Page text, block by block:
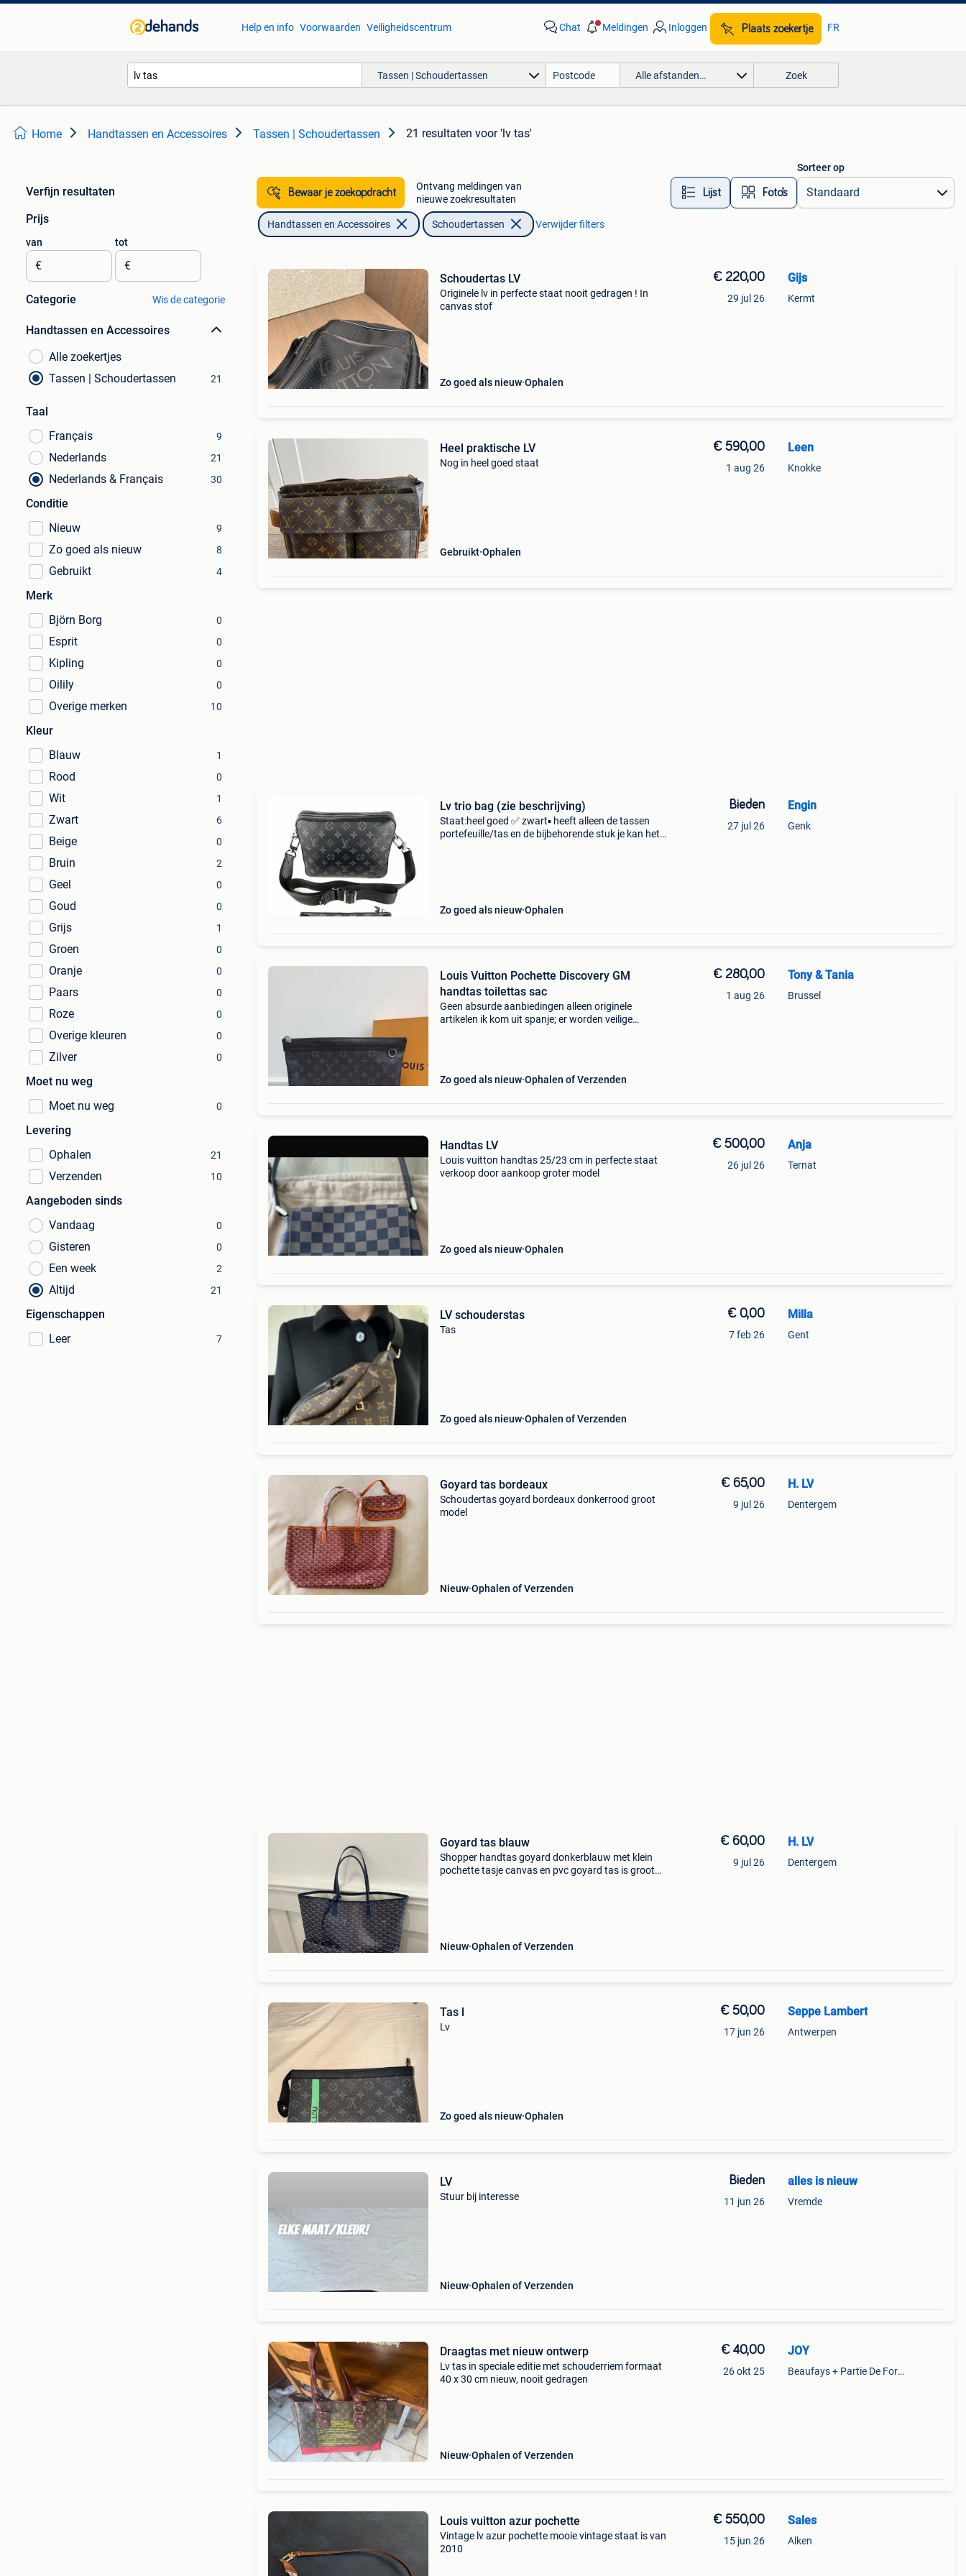
Help en info Voorwaarden Veiligheidscentrum Chat Meldingen Inloggen Plaats zoekertje FR
Tassen | Schoudertassen Alle afstanden… Zoek
Home Handtassen en Accessoires Tassen | Schoudertassen 21 resultaten voor 'lv tas'
Verfijn resultaten
Prijs
van
€
tot
€
Categorie Wis de categorie
Handtassen en Accessoires
Alle zoekertjes
Tassen | Schoudertassen
21
Taal
Français
9
Nederlands 21
Nederlands & Français 30
Conditie
Nieuw
9
Zo goed als nieuw 8
Gebruikt 4
Merk
Björn Borg
0
Esprit 0
Kipling 0
Oilily 0
Overige merken 10
Kleur
Blauw
1
Rood 0
Wit 1
Zwart 6
Beige 0
Bruin 2
Geel 0
Goud 0
Grijs 1
Groen 0
Oranje 0
Paars 0
Roze 0
Overige kleuren 0
Zilver 0
Moet nu weg
Moet nu weg
0
Levering
Ophalen
21
Verzenden 10
Aangeboden sinds
Vandaag
0
Gisteren 0
Een week 2
Altijd 21
Eigenschappen
Leer
7
Bewaar je zoekopdracht
Ontvang meldingen van
nieuwe zoekresultaten
Lijst Foto’s
Sorteer op
Handtassen en Accessoires Schoudertassen Verwijder filters
Schoudertas LV
Originele lv in perfecte staat nooit gedragen ! In
canvas stof
Zo goed als nieuw Ophalen
€ 220,00
29 jul 26
Gijs
Kermt
Heel praktische LV
Nog in heel goed staat
Gebruikt Ophalen
€ 590,00
1 aug 26
Leen
Knokke
Lv trio bag (zie beschrijving)
Staat:heel goed ✅ zwart▪️ heeft alleen de tassen
portefeuille/tas en de bijbehorende stuk je kan het
Zo goed als nieuw Ophalen
Bieden
27 jul 26
Engin
Genk
Louis Vuitton Pochette Discovery GM
handtas toilettas sac
Geen absurde aanbiedingen alleen originele
artikelen ik kom uit spanje; er worden veilige
Zo goed als nieuw Ophalen of Verzenden
€ 280,00
1 aug 26
Tony & Tania
Brussel
Handtas LV
Louis vuitton handtas 25/23 cm in perfecte staat
verkoop door aankoop groter model
Zo goed als nieuw Ophalen
€ 500,00
26 jul 26
Anja
Ternat
LV schouderstas
Tas
Zo goed als nieuw Ophalen of Verzenden
€ 0,00
7 feb 26
Milla
Gent
Goyard tas bordeaux
Schoudertas goyard bordeaux donkerrood groot
model
Nieuw Ophalen of Verzenden
€ 65,00
9 jul 26
H. LV
Dentergem
Goyard tas blauw
Shopper handtas goyard donkerblauw met klein
pochette tasje canvas en pvc goyard tas is groot
Nieuw Ophalen of Verzenden
€ 60,00
9 jul 26
H. LV
Dentergem
Tas l
Lv
Zo goed als nieuw Ophalen
€ 50,00
17 jun 26
Seppe Lambert
Antwerpen
LV
Stuur bij interesse
Nieuw Ophalen of Verzenden
Bieden
11 jun 26
alles is nieuw
Vremde
Draagtas met nieuw ontwerp
Lv tas in speciale editie met schouderriem formaat
40 x 30 cm nieuw, nooit gedragen
Nieuw Ophalen of Verzenden
€ 40,00
26 okt 25
JOY
Beaufays + Partie De Foret Et De Tilff
Louis vuitton azur pochette
Vintage lv azur pochette mooie vintage staat is van
2010
€ 550,00
15 jun 26
Sales
Alken